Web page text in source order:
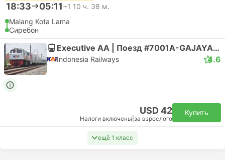
18:33 05:11+1 10 ч. 38 м.
Malang Kota Lama
Сиребон
Executive AA | Поезд #7001A-GAJAYANA TAMBAHAN
Indonesia Railways 4.6
USD 42
Налоги включены за взрослого
Купить
ещё 1 класс